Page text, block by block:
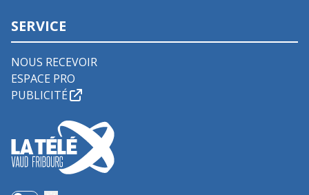
SERVICE
NOUS RECEVOIR
ESPACE PRO
PUBLICITÉ